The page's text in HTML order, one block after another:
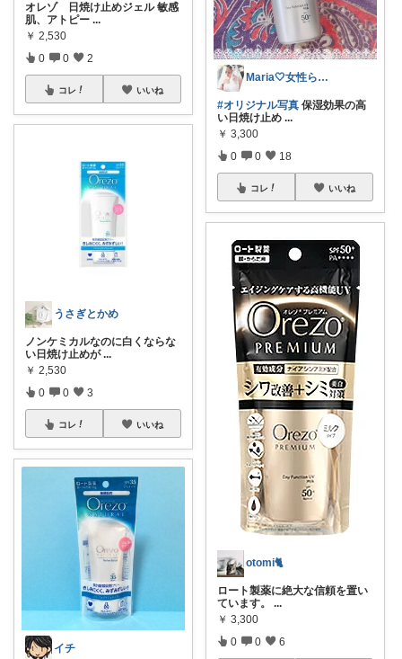
オレゾ 日焼け止めジェル 敏感
肌、アトピー ...
￥ 2,530
0 0 2
コレ いいね
うさぎとかめ
ノンケミカルなのに白くならな
い日焼け止めが ...
￥ 2,530
0 0 3
コレ いいね
イチ
Maria🤍女性らしいものが好き✨🪞
#オリジナル写真 保湿効果の高
い日焼け止め ...
￥ 3,300
0 0 18
コレ いいね
otomi🐈
ロート製薬に絶大な信頼を置い
ています。 ...
￥ 3,300
0 0 6